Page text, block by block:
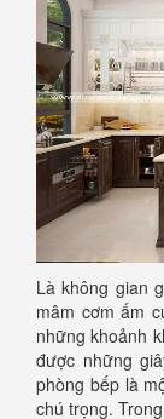
Là không gian
mâm cơm ấm
những khoảnh
được những
phòng bếp là
chú trọng.